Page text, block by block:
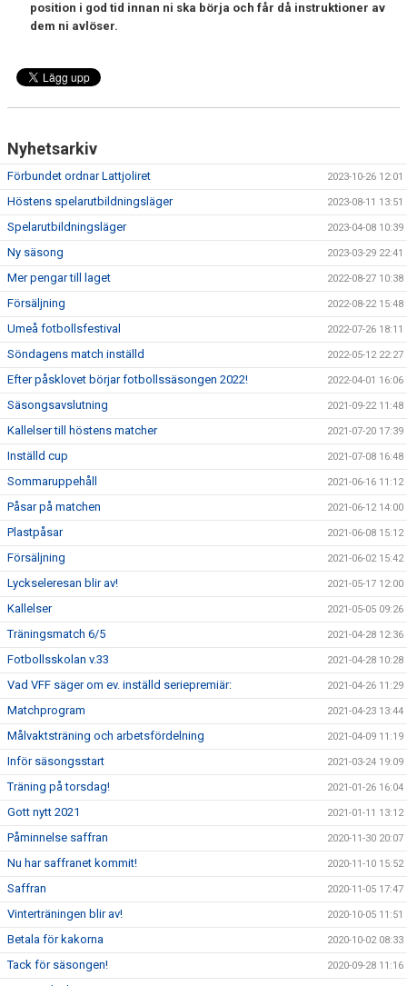
position i god tid innan ni ska börja och får då instruktioner av
dem ni avlöser.
Nyhetsarkiv
Förbundet ordnar Lattjoliret 2023-10-26 12:01
Höstens spelarutbildningsläger 2023-08-11 13:51
Spelarutbildningsläger 2023-04-08 10:39
Ny säsong 2023-03-29 22:41
Mer pengar till laget 2022-08-27 10:38
Försäljning 2022-08-22 15:48
Umeå fotbollsfestival 2022-07-26 18:11
Söndagens match inställd 2022-05-12 22:27
Efter påsklovet börjar fotbollssäsongen 2022! 2022-04-01 16:06
Säsongsavslutning 2021-09-22 11:48
Kallelser till höstens matcher 2021-07-20 17:39
Inställd cup 2021-07-08 16:48
Sommaruppehåll 2021-06-16 11:12
Påsar på matchen 2021-06-12 14:00
Plastpåsar 2021-06-08 15:12
Försäljning 2021-06-02 15:42
Lyckseleresan blir av! 2021-05-17 12:00
Kallelser 2021-05-05 09:26
Träningsmatch 6/5 2021-04-28 12:36
Fotbollsskolan v.33 2021-04-28 10:28
Vad VFF säger om ev. inställd seriepremiär: 2021-04-26 11:29
Matchprogram 2021-04-23 13:44
Målvaktsträning och arbetsfördelning 2021-04-09 11:19
Inför säsongsstart 2021-03-24 19:09
Träning på torsdag! 2021-01-26 16:04
Gott nytt 2021 2021-01-11 13:12
Påminnelse saffran 2020-11-30 20:07
Nu har saffranet kommit! 2020-11-10 15:52
Saffran 2020-11-05 17:47
Vinterträningen blir av! 2020-10-05 11:51
Betala för kakorna 2020-10-02 08:33
Tack för säsongen! 2020-09-28 11:16